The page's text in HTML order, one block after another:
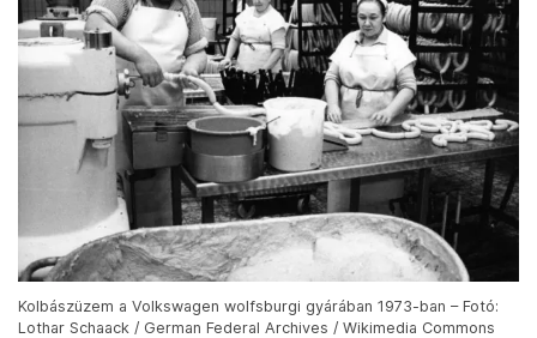
Kolbászüzem a Volkswagen wolfsburgi gyárában 1973-ban – Fotó:
Lothar Schaack / German Federal Archives / Wikimedia Commons